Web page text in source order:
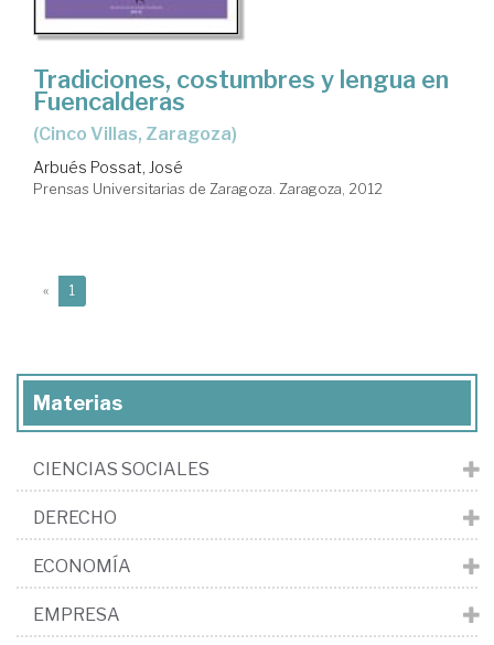
Tradiciones, costumbres y lengua en
Fuencalderas
(Cinco Villas, Zaragoza)
Arbués Possat, José
Prensas Universitarias de Zaragoza. Zaragoza, 2012
« 1
Materias
CIENCIAS SOCIALES
DERECHO
ECONOMÍA
EMPRESA